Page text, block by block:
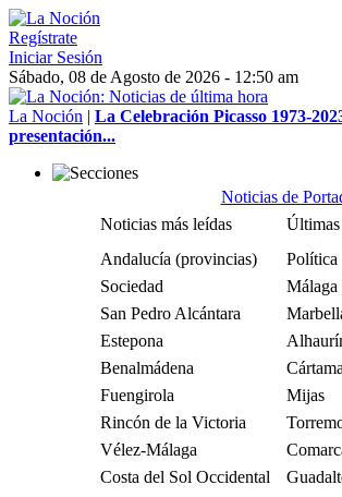
Regístrate
Iniciar Sesión
Sábado, 08 de Agosto de 2026 - 12:50 am
La Noción | La Celebración Picasso 1973-
presentación...
Noticias de
Noticias más leídas
Andalucía (provincias)
Política
Sociedad
Málaga
San Pedro Alcántara
Estepona
Benalmádena
Cártama
Fuengirola
Mijas
Rincón de la Victoria
Vélez-Málaga
Costa del Sol Occidental